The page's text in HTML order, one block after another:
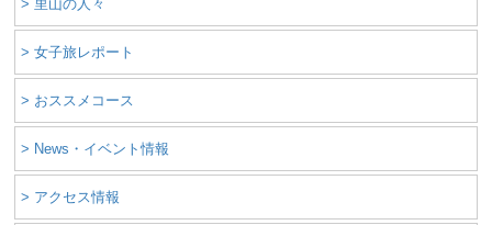
> 里山の人々
> 女子旅レポート
> おススメコース
> News・イベント情報
> アクセス情報